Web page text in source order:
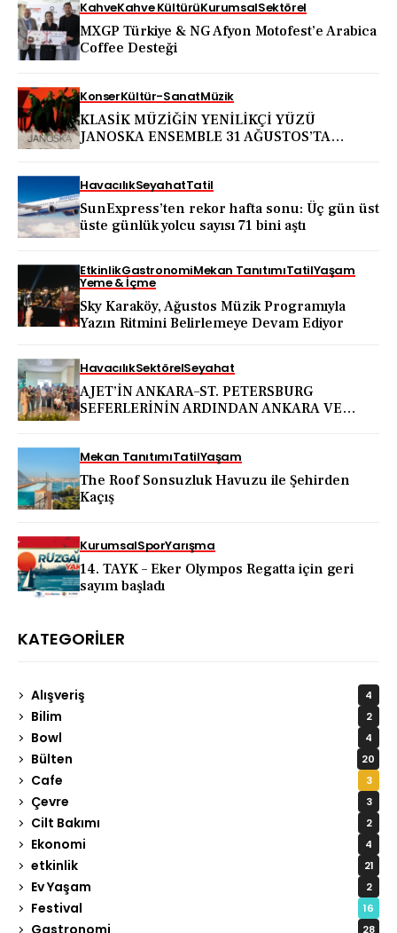
KahveKahve KültürüKurumsalSektörel
MXGP Türkiye & NG Afyon Motofest’e Arabica
Coffee Desteği
KonserKültür-SanatMüzik
KLASİK MÜZİĞİN YENİLİKÇİ YÜZÜ
JANOSKA ENSEMBLE 31 AĞUSTOS’TA
HavacılıkSeyahatTatil
SunExpress’ten rekor hafta sonu: Üç gün üst
üste günlük yolcu sayısı 71 bini aştı
EtkinlikGastronomiMekan TanıtımıTatilYaşam
Yeme & İçme
Sky Karaköy, Ağustos Müzik Programıyla
Yazın Ritmini Belirlemeye Devam Ediyor
HavacılıkSektörelSeyahat
AJET’İN ANKARA–ST. PETERSBURG
SEFERLERİNİN ARDINDAN ANKARA VE
Mekan TanıtımıTatilYaşam
The Roof Sonsuzluk Havuzu ile Şehirden
Kaçış
KurumsalSporYarışma
14. TAYK – Eker Olympos Regatta için geri
sayım başladı
KATEGORILER
Alışveriş 4
Bilim 2
Bowl 4
Bülten 20
Cafe 3
Çevre 3
Cilt Bakımı 2
Ekonomi 4
etkinlik 21
Ev Yaşam 2
Festival 16
Gastronomi 28